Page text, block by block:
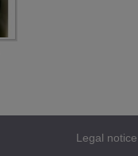
Legal notice